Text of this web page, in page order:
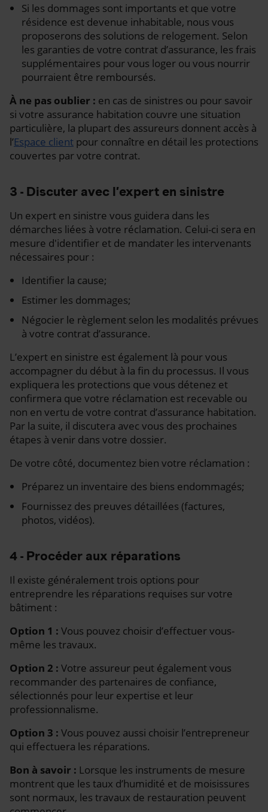
Si les dommages sont importants et que votre
résidence est devenue inhabitable, nous vous
proposerons des solutions de relogement. Selon
les garanties de votre contrat d’assurance, les frais
supplémentaires pour vous loger ou vous nourrir
pourraient être remboursés.
À ne pas oublier : en cas de sinistres ou pour savoir
si votre assurance habitation couvre une situation
particulière, la plupart des assureurs donnent accès à
l’Espace client pour connaître en détail les protections
couvertes par votre contrat.
3 - Discuter avec l’expert en sinistre
Un expert en sinistre vous guidera dans les
démarches liées à votre réclamation. Celui-ci sera en
mesure d'identifier et de mandater les intervenants
nécessaires pour :
Identifier la cause;
Estimer les dommages;
Négocier le règlement selon les modalités prévues
à votre contrat d’assurance.
L’expert en sinistre est également là pour vous
accompagner du début à la fin du processus. Il vous
expliquera les protections que vous détenez et
confirmera que votre réclamation est recevable ou
non en vertu de votre contrat d’assurance habitation.
Par la suite, il discutera avec vous des prochaines
étapes à venir dans votre dossier.
De votre côté, documentez bien votre réclamation :
Préparez un inventaire des biens endommagés;
Fournissez des preuves détaillées (factures,
photos, vidéos).
4 - Procéder aux réparations
Il existe généralement trois options pour
entreprendre les réparations requises sur votre
bâtiment :
Option 1 : Vous pouvez choisir d’effectuer vous-
même les travaux.
Option 2 : Votre assureur peut également vous
recommander des partenaires de confiance,
sélectionnés pour leur expertise et leur
professionnalisme.
Option 3 : Vous pouvez aussi choisir l’entrepreneur
qui effectuera les réparations.
Bon à savoir : Lorsque les instruments de mesure
montrent que les taux d’humidité et de moisissures
sont normaux, les travaux de restauration peuvent